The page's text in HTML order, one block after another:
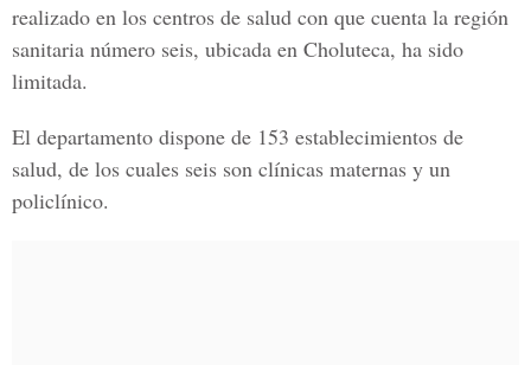
realizado en los centros de salud con que cuenta la región
sanitaria número seis, ubicada en Choluteca, ha sido
limitada.
El departamento dispone de 153 establecimientos de
salud, de los cuales seis son clínicas maternas y un
policlínico.